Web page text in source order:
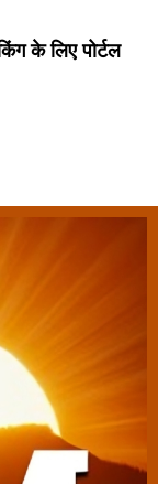
के लिए पोर्टल